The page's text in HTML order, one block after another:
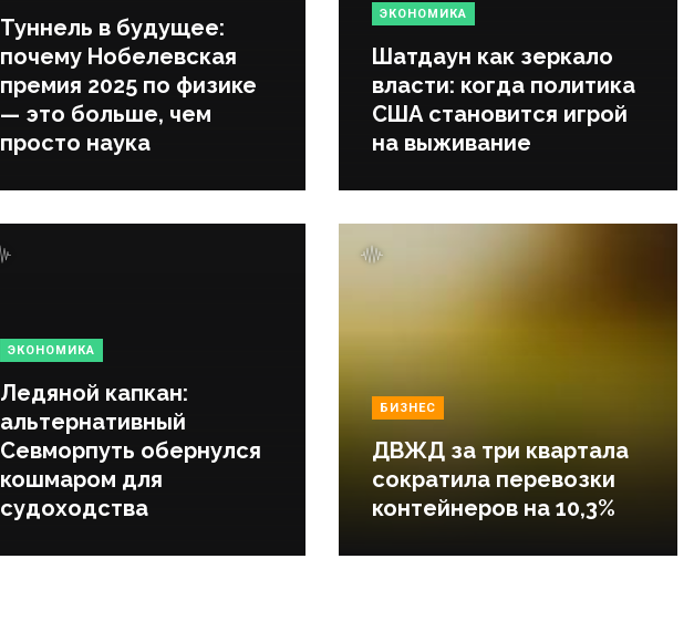
Туннель в будущее:
почему Нобелевская
премия 2025 по физике
— это больше, чем
просто наука
ЭКОНОМИКА
Шатдаун как зеркало
власти: когда политика
США становится игрой
на выживание
ЭКОНОМИКА
Ледяной капкан:
альтернативный
Севморпуть обернулся
кошмаром для
судоходства
БИЗНЕС
ДВЖД за три квартала
сократила перевозки
контейнеров на 10,3%